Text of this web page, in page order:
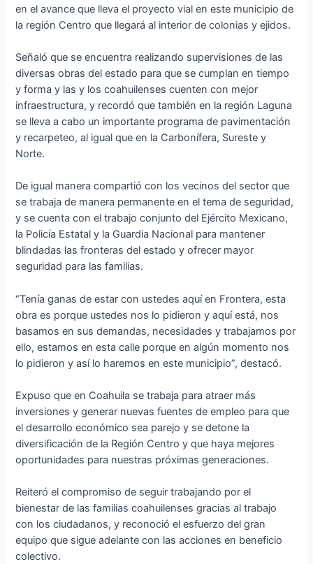
en el avance que lleva el proyecto vial en este municipio de
la región Centro que llegará al interior de colonias y ejidos.
Señaló que se encuentra realizando supervisiones de las
diversas obras del estado para que se cumplan en tiempo
y forma y las y los coahuilenses cuenten con mejor
infraestructura, y recordó que también en la región Laguna
se lleva a cabo un importante programa de pavimentación
y recarpeteo, al igual que en la Carbonífera, Sureste y
Norte.
De igual manera compartió con los vecinos del sector que
se trabaja de manera permanente en el tema de seguridad,
y se cuenta con el trabajo conjunto del Ejército Mexicano,
la Policía Estatal y la Guardia Nacional para mantener
blindadas las fronteras del estado y ofrecer mayor
seguridad para las familias.
“Tenía ganas de estar con ustedes aquí en Frontera, esta
obra es porque ustedes nos lo pidieron y aquí está, nos
basamos en sus demandas, necesidades y trabajamos por
ello, estamos en esta calle porque en algún momento nos
lo pidieron y así lo haremos en este municipio”, destacó.
Expuso que en Coahuila se trabaja para atraer más
inversiones y generar nuevas fuentes de empleo para que
el desarrollo económico sea parejo y se detone la
diversificación de la Región Centro y que haya mejores
oportunidades para nuestras próximas generaciones.
Reiteró el compromiso de seguir trabajando por el
bienestar de las familias coahuilenses gracias al trabajo
con los ciudadanos, y reconoció el esfuerzo del gran
equipo que sigue adelante con las acciones en beneficio
colectivo.